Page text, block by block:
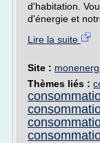
d'habitation.
d'énergie et
Lire la suite
Site :
Thèmes liés :